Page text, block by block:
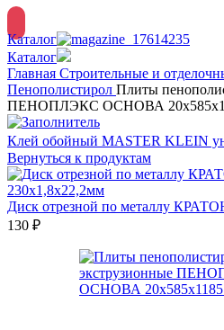
Каталог
Каталог
Главная Строительные и
Пенополистирол Плиты
ПЕНОПЛЭКС ОСНОВА
Клей обойный MASTER KLEIN
Вернуться к продуктам
Диск отрезной по металлу
130 ₽